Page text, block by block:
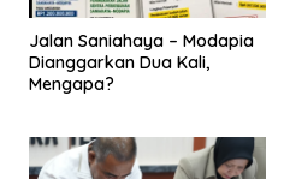
Jalan Saniahaya – Modapia
Dianggarkan Dua Kali,
Mengapa?